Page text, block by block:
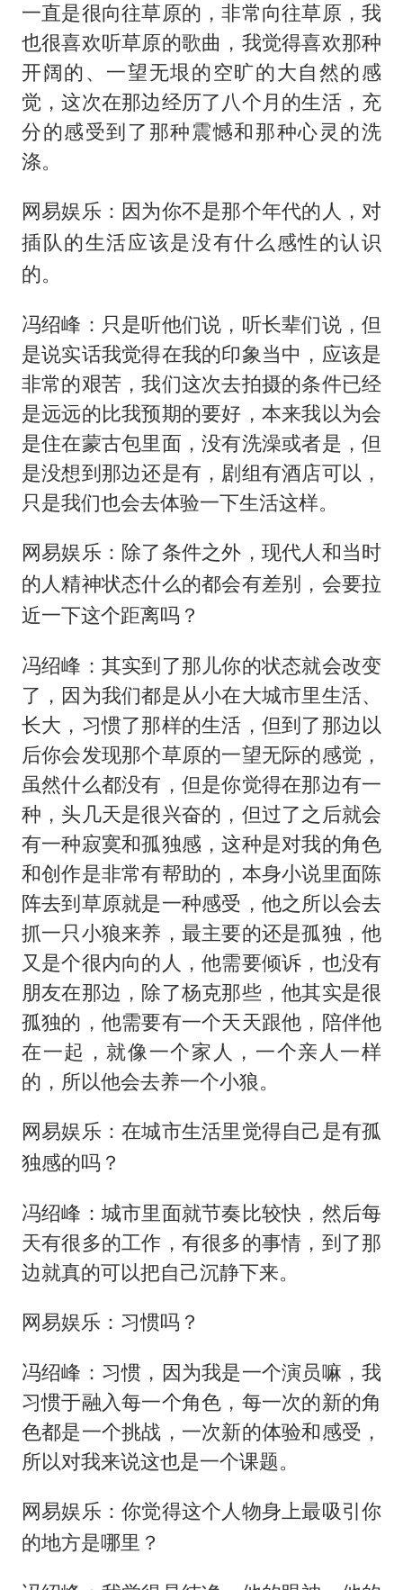
一直是很向往草原的，非常向往草原，我
也很喜欢听草原的歌曲，我觉得喜欢那种
开阔的、一望无垠的空旷的大自然的感
觉，这次在那边经历了八个月的生活，充
分的感受到了那种震憾和那种心灵的洗
涤。
网易娱乐：因为你不是那个年代的人，对
插队的生活应该是没有什么感性的认识
的。
冯绍峰：只是听他们说，听长辈们说，但
是说实话我觉得在我的印象当中，应该是
非常的艰苦，我们这次去拍摄的条件已经
是远远的比我预期的要好，本来我以为会
是住在蒙古包里面，没有洗澡或者是，但
是没想到那边还是有，剧组有酒店可以，
只是我们也会去体验一下生活这样。
网易娱乐：除了条件之外，现代人和当时
的人精神状态什么的都会有差别，会要拉
近一下这个距离吗？
冯绍峰：其实到了那儿你的状态就会改变
了，因为我们都是从小在大城市里生活、
长大，习惯了那样的生活，但到了那边以
后你会发现那个草原的一望无际的感觉，
虽然什么都没有，但是你觉得在那边有一
种，头几天是很兴奋的，但过了之后就会
有一种寂寞和孤独感，这种是对我的角色
和创作是非常有帮助的，本身小说里面陈
阵去到草原就是一种感受，他之所以会去
抓一只小狼来养，最主要的还是孤独，他
又是个很内向的人，他需要倾诉，也没有
朋友在那边，除了杨克那些，他其实是很
孤独的，他需要有一个天天跟他，陪伴他
在一起，就像一个家人，一个亲人一样
的，所以他会去养一个小狼。
网易娱乐：在城市生活里觉得自己是有孤
独感的吗？
冯绍峰：城市里面就节奏比较快，然后每
天有很多的工作，有很多的事情，到了那
边就真的可以把自己沉静下来。
网易娱乐：习惯吗？
冯绍峰：习惯，因为我是一个演员嘛，我
习惯于融入每一个角色，每一次的新的角
色都是一个挑战，一次新的体验和感受，
所以对我来说这也是一个课题。
网易娱乐：你觉得这个人物身上最吸引你
的地方是哪里？